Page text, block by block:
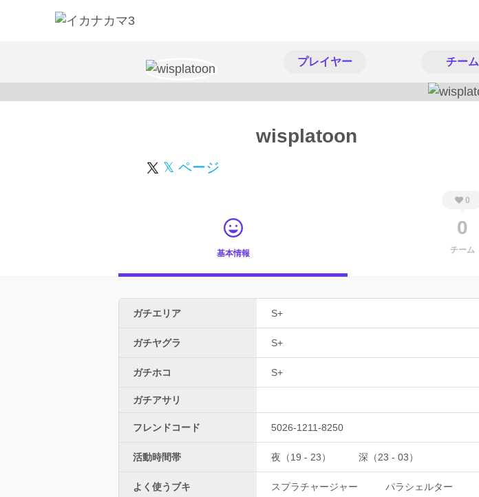
プレイヤー チーム
wisplatoon
𝕏 ページ
基本情報
0
0
チーム
ガチエリア S+
ガチヤグラ S+
ガチホコ S+
ガチアサリ
フレンドコード 5026-1211-8250
活動時間帯 夜（19 - 23） 深（23 - 03）
よく使うブキ スプラチャージャー パラシェルター